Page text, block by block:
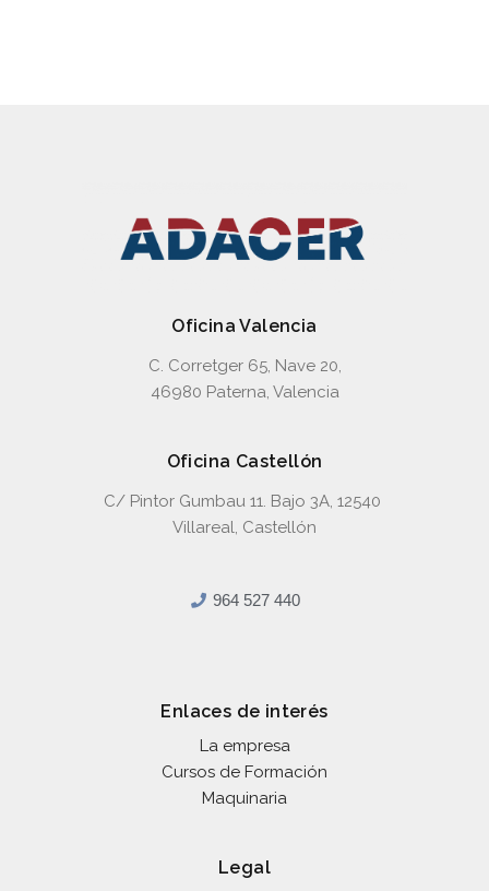
Oficina Valencia
C. Corretger 65, Nave 20,
46980 Paterna, Valencia
Oficina Castellón
C/ Pintor Gumbau 11. Bajo 3A, 12540
Villareal, Castellón
964 527 440
Enlaces de interés
La empresa
Cursos de Formación
Maquinaria
Legal